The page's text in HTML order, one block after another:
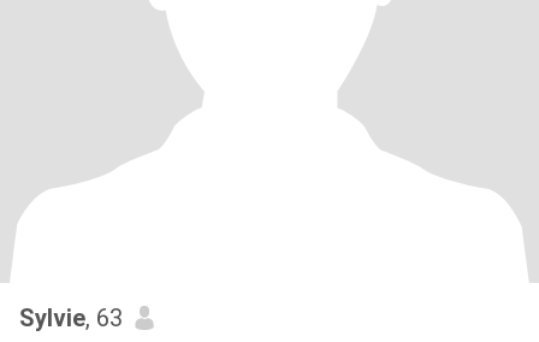
Sylvie, 63